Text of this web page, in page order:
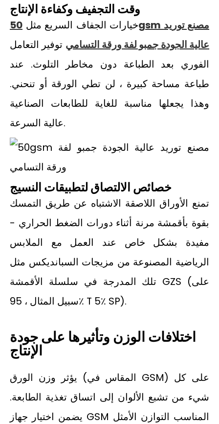
وقت التجفيف وكفاءة الإنتاج
خيارات الجفاف السريع مثل 50gsm مصنع توريد
عالية الجودة جمبو لفة ورقة التسامي توفير التعامل
الفوري بعد الطباعة دون مخاطر التلوث. عند
طباعة مساحة كبيرة ، لن تطي الورقة أو تنحني.
وهذا يجعلها مناسبة للغاية للطابعات الصناعية
عالية السرعة.
خصائص الالتصاق لتطبيقات النسيج
تمنع الأوراق اللاصقة الاشتباه عن طريق التمسك
بقوة بأقمشة مرنة أثناء دورات الضغط الحراري -
مفيدة بشكل خاص عند العمل مع الملابس
الرياضية المصنوعة من مزيجات السبانديكس مثل
تلك المدرجة في سلسلة الأقمشة GZS (على
سبيل المثال ، 95٪ T 5٪ SP).
اختلافات الوزن وتأثيرها على جودة
الإنتاج
يؤثر وزن الورق (المقاس في GSM) على كل
شيء من تشبع الألوان إلى اتساق تغذية الطابعة.
يضمن اختيار جهاز GSM المناسب التوازن الأمثل